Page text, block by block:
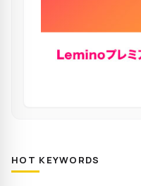
HOT KEYWORDS